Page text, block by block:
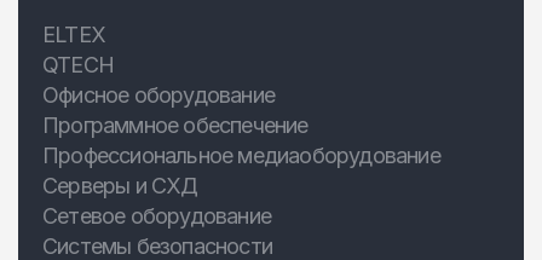
ELTEX
QTECH
Офисное оборудование
Программное обеспечение
Профессиональное медиаоборудование
Серверы и СХД
Сетевое оборудование
Системы безопасности